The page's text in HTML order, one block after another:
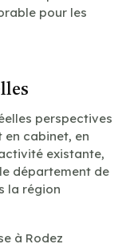
pour les
perspectives
en cabinet, en
existante,
département de
la région
à Rodez